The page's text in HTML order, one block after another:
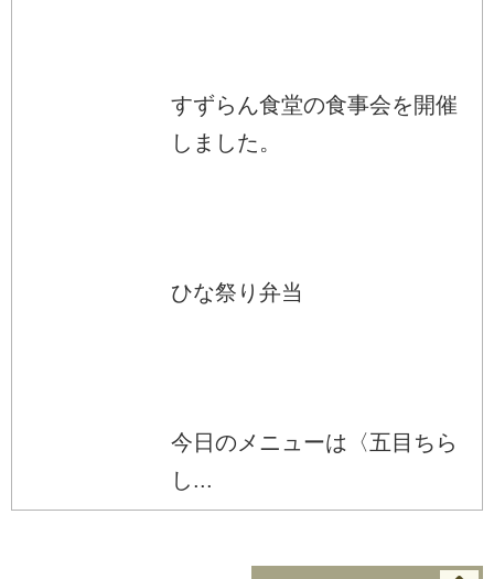
すずらん食堂の食事会を開催
しました。
ひな祭り弁当
今日のメニューは〈五目ちら
し...